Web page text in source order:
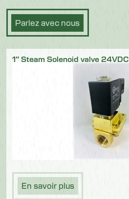
Parlez avec nous
1″ Steam Solenoid valve 24VDC
En savoir plus